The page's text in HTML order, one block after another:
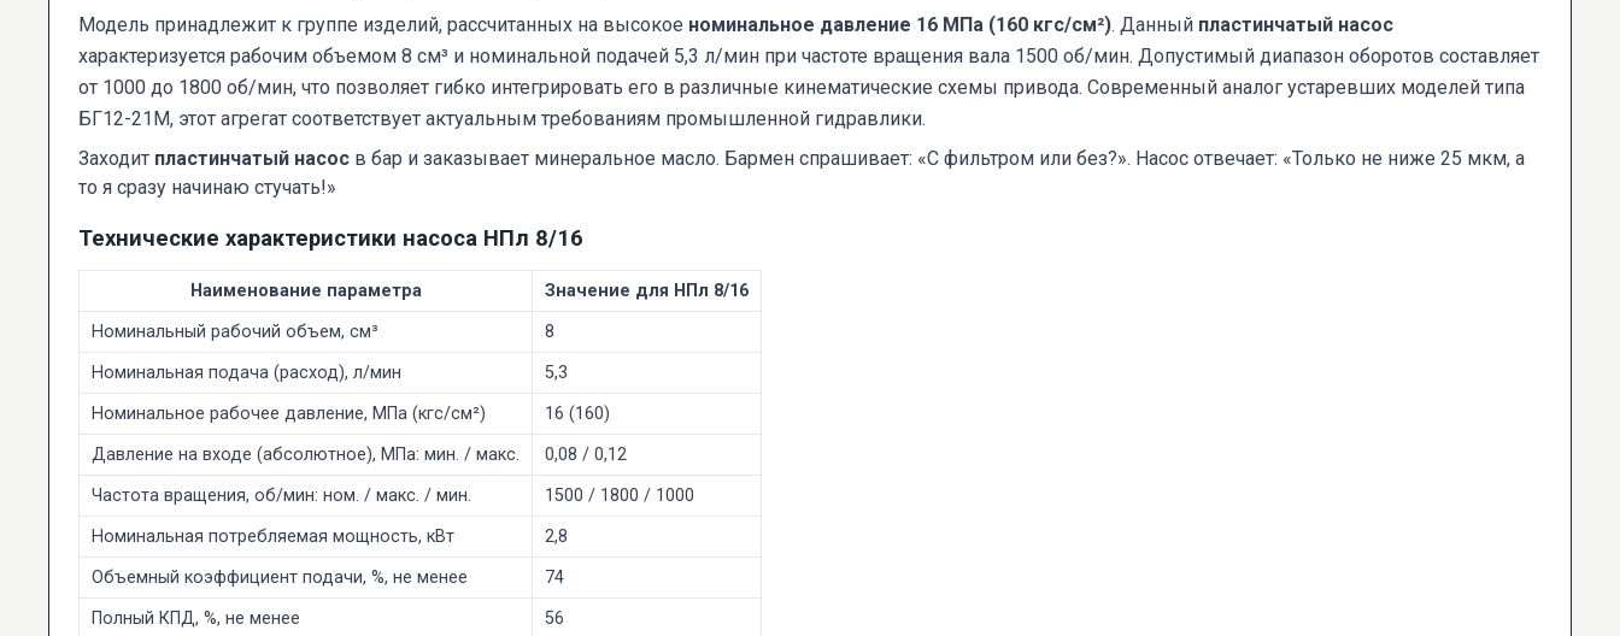
Модель принадлежит к группе изделий, рассчитанных на высокое номинальное давление 16 МПа (160 кгс/см²). Данный пластинчатый насос
характеризуется рабочим объемом 8 см³ и номинальной подачей 5,3 л/мин при частоте вращения вала 1500 об/мин. Допустимый диапазон оборотов составляет
от 1000 до 1800 об/мин, что позволяет гибко интегрировать его в различные кинематические схемы привода. Современный аналог устаревших моделей типа
БГ12-21М, этот агрегат соответствует актуальным требованиям промышленной гидравлики.
Заходит пластинчатый насос в бар и заказывает минеральное масло. Бармен спрашивает: «С фильтром или без?». Насос отвечает: «Только не ниже 25 мкм, а
то я сразу начинаю стучать!»
Технические характеристики насоса НПл 8/16
Наименование параметра
Значение для НПл 8/16
Номинальный рабочий объем, см³
8
Номинальная подача (расход), л/мин
5,3
Номинальное рабочее давление, МПа (кгс/см²)
16 (160)
Давление на входе (абсолютное), МПа: мин. / макс.
0,08 / 0,12
Частота вращения, об/мин: ном. / макс. / мин.
1500 / 1800 / 1000
Номинальная потребляемая мощность, кВт
2,8
Объемный коэффициент подачи, %, не менее
74
Полный КПД, %, не менее
56